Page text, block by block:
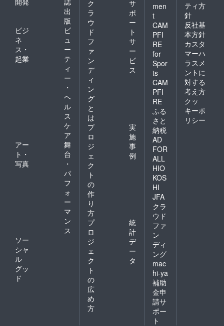
出
版
ビジ
ネ
ス・
起業
ビ
ュ
ー
テ
ィ
ー
・
ヘ
ル
ス
ケ
ア
アー
ト・
写真
舞
台
・
パ
フ
ォ
ー
マ
ン
ス
ソー
シャ
ル
グッ
ド
ク
ラ
ウ
ド
フ
ァ
ン
デ
ィ
ン
グ
と
は
サ
ポ
ー
ト
サ
ー
ビ
ス
プ
ロ
ジ
ェ
ク
ト
の
作
り
方
実
施
事
例
プ
ロ
ジ
ェ
ク
ト
の
広
め
方
統
計
デ
ー
タ
men
t
CAM
PFI
RE
for
Spor
ts
CAM
PFI
RE
ふる
さと
納税
AD
FOR
ALL
HIO
KOS
HI
JFA
クラ
ウド
ファ
ン
ディ
ング
mac
hi-ya
補助
金申
請サ
ポー
ト
ティ方
針
反社基
本方針
カスタ
マーハ
ラスメ
ントに
対する
考え方
クッ
キーポ
リシー